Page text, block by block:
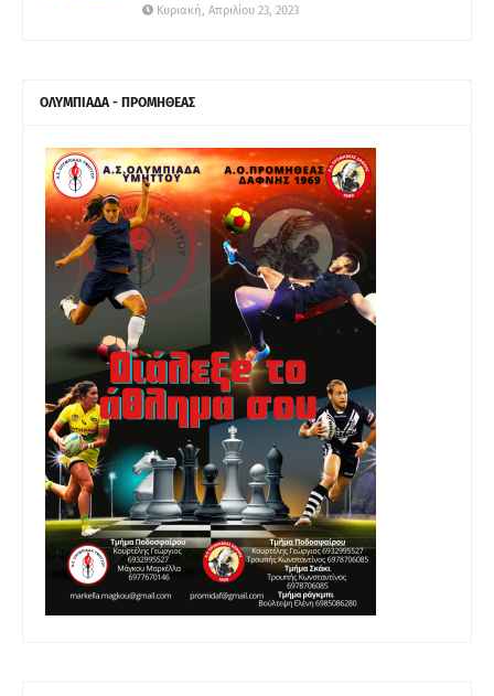
Κυριακή, Απριλίου 23, 2023
ΟΛΥΜΠΙΑΔΑ - ΠΡΟΜΗΘΕΑΣ